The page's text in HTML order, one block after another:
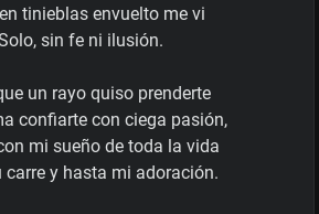
tinieblas envuelto me vi
sin fe ni ilusión.
un rayo quiso prenderte
confiarte con ciega pasión,
mi sueño de toda la vida
carre y hasta mi adoración.